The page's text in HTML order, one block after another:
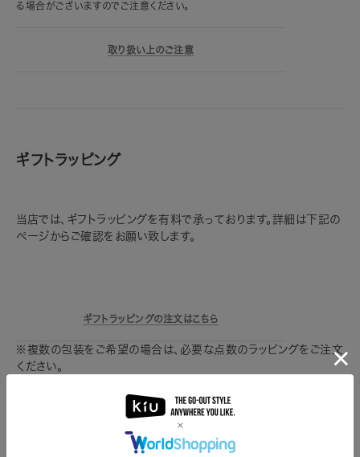
る場合がございますのでご注意ください。
取り扱い上のご注意
ギフトラッピング
当店では、ギフトラッピングを有料で承っております。詳細は下記の
ページからご確認をお願い致します。
ギフトラッピングの注文はこちら
※複数の包装をご希望の場合は、必要な点数のラッピングをご注文
ください。
※一部商品はラッピング対象外です。
※予約販売期間中の商品は対象外です。